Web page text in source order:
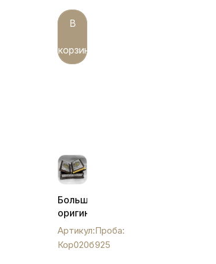
В
корзину
Большой
оригинальный
коран
в
своем
Артикул:
Кор020б
Проба:
925